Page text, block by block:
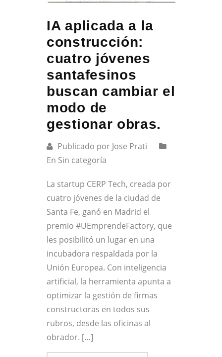
IA aplicada a la
construcción:
cuatro jóvenes
santafesinos
buscan cambiar el
modo de
gestionar obras.
Publicado por Jose Prati
En Sin categoría
La startup CERP Tech, creada por
cuatro jóvenes de la ciudad de
Santa Fe, ganó en Madrid el
premio #UEmprendeFactory, que
les posibilitó un lugar en una
incubadora respaldada por la
Unión Europea. Con inteligencia
artificial, la herramienta apunta a
optimizar la gestión de firmas
constructoras en todos sus
rubros, desde las oficinas al
obrador. […]